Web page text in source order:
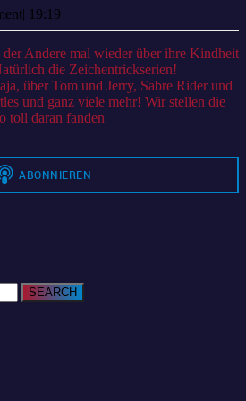
| 19:19
die Zeichentrickserien!
über Tom und Jerry, Sabre Rider und
und ganz viele mehr! Wir stellen die
toll daran fanden